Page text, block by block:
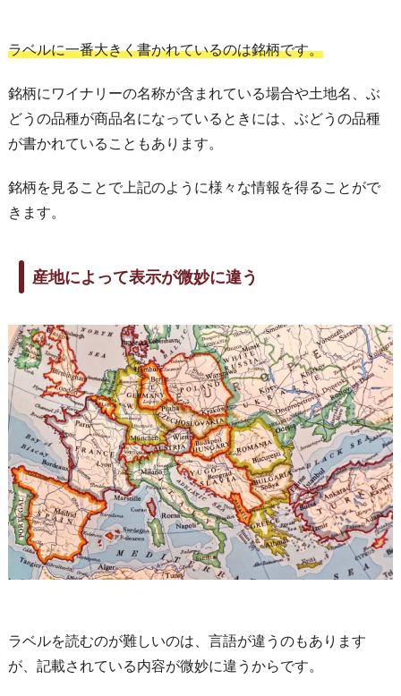
ラベルに一番大きく書かれているのは銘柄です。
銘柄にワイナリーの名称が含まれている場合や土地名、ぶ
どうの品種が商品名になっているときには、ぶどうの品種
が書かれていることもあります。
銘柄を見ることで上記のように様々な情報を得ることがで
きます。
産地によって表示が微妙に違う
ラベルを読むのが難しいのは、言語が違うのもあります
が、記載されている内容が微妙に違うからです。